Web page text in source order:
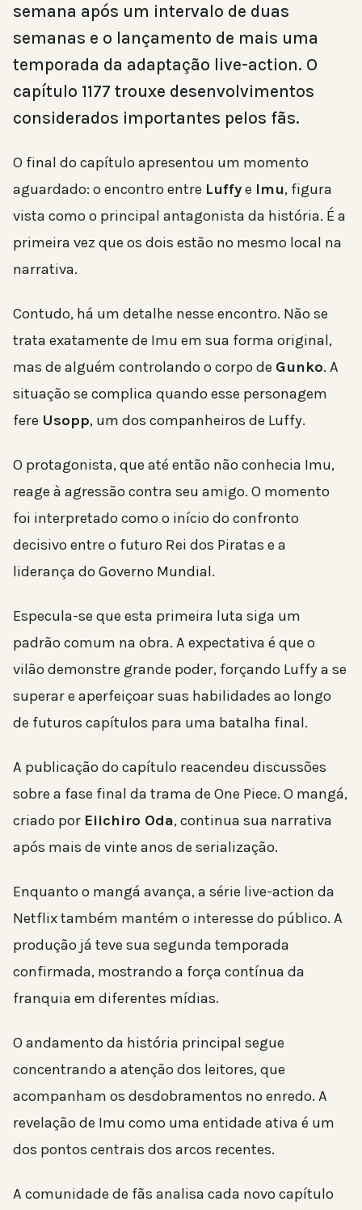
semana após um intervalo de duas
semanas e o lançamento de mais uma
temporada da adaptação live-action. O
capítulo 1177 trouxe desenvolvimentos
considerados importantes pelos fãs.
O final do capítulo apresentou um momento
aguardado: o encontro entre Luffye Imu, figura
vista como o principal antagonista da história. É a
primeira vez que os dois estão no mesmo local na
narrativa.
Contudo, há um detalhe nesse encontro. Não se
trata exatamente de Imu em sua forma original,
mas de alguém controlando o corpo de Gunko. A
situação se complica quando esse personagem
fere Usopp, um dos companheiros de Luffy.
O protagonista, que até então não conhecia Imu,
reage à agressão contra seu amigo. O momento
foi interpretado como o início do confronto
decisivo entre o futuro Rei dos Piratas e a
liderança do Governo Mundial.
Especula-se que esta primeira luta siga um
padrão comum na obra. A expectativa é que o
vilão demonstre grande poder, forçando Luffy a se
superar e aperfeiçoar suas habilidades ao longo
de futuros capítulos para uma batalha final.
A publicação do capítulo reacendeu discussões
sobre a fase final da trama de One Piece. O mangá,
criado por Eiichiro Oda, continua sua narrativa
após mais de vinte anos de serialização.
Enquanto o mangá avança, a série live-action da
Netflix também mantém o interesse do público. A
produção já teve sua segunda temporada
confirmada, mostrando a força contínua da
franquia em diferentes mídias.
O andamento da história principal segue
concentrando a atenção dos leitores, que
acompanham os desdobramentos no enredo. A
revelação de Imu como uma entidade ativa é um
dos pontos centrais dos arcos recentes.
A comunidade de fãs analisa cada novo capítulo